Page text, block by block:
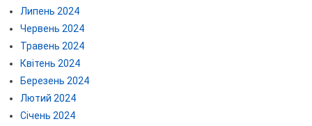
Липень 2024
Червень 2024
Травень 2024
Квітень 2024
Березень 2024
Лютий 2024
Січень 2024